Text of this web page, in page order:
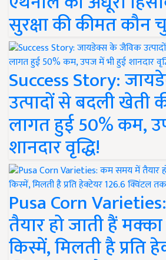
सुरक्षा की कीमत कौन
Success Story:
उत्पादों से बदली खेती
लागत हुई 50% कम,
शानदार वृद्धि!
Pusa Corn
तैयार हो जाती हैं
किस्में, मिलती है प्रति